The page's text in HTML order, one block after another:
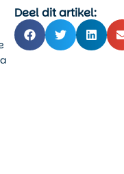
Deel dit artikel: